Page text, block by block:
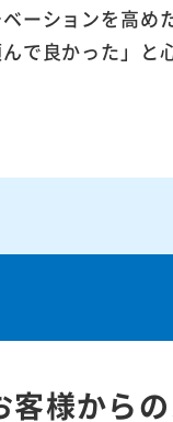
ーションを高
んで良かった」
客様から